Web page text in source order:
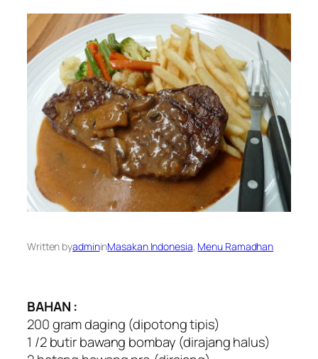
Written byadmininMasakan Indonesia, Menu Ramadhan
BAHAN :
200 gram daging (dipotong tipis)
1 /2 butir bawang bombay (dirajang halus)